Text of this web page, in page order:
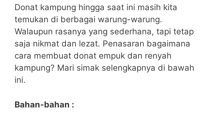
Donat kampung hingga saat ini masih kita
temukan di berbagai warung-warung.
Walaupun rasanya yang sederhana, tapi tetap
saja nikmat dan lezat. Penasaran bagaimana
cara membuat donat empuk dan renyah
kampung? Mari simak selengkapnya di bawah
ini.
Bahan-bahan :